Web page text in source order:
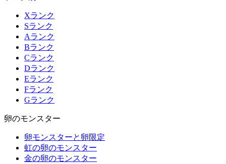
Xランク
Sランク
Aランク
Bランク
Cランク
Dランク
Eランク
Fランク
Gランク
卵のモンスター
卵モンスターと卵限定
虹の卵のモンスター
金の卵のモンスター